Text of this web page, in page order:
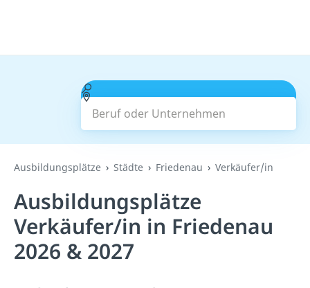
Beruf oder Unternehmen
Suchen
Ausbildungsplätze Städte Friedenau Verkäufer/in
Ausbildungsplätze
Verkäufer/in in Friedenau
2026 & 2027